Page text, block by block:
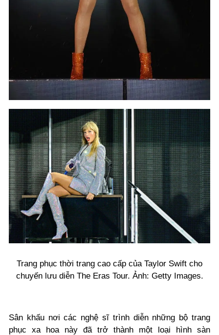
Trang phục thời trang cao cấp của Taylor Swift cho
chuyến lưu diễn The Eras Tour. Ảnh: Getty Images.
Sân khấu nơi các nghệ sĩ trình diễn những bộ trang
phục xa hoa này đã trở thành một loại hình sàn